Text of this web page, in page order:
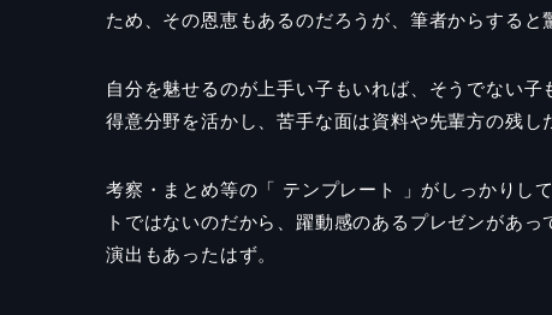
ため、その恩恵もあるのだろうが、筆者からすると
自分を魅せるのが上手い子もいれば、そうでない
得意分野を活かし、苦手な面は資料や先輩方の残し
考察・まとめ等の「 テンプレート 」がしっかりし
トではないのだから、躍動感のあるプレゼンがあ
演出もあったはず。